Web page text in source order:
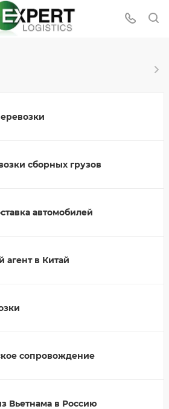
сборных грузов
автомобилей
агент в Китай
сопровождение
Вьетнама в Россию